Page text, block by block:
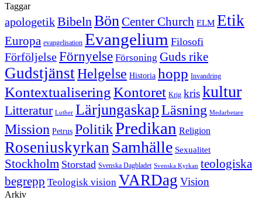
Taggar
apologetikBibeln BönCenter Church ELM Etik
Europa evangelisation Evangelium Filosofi
FörföljelseFörnyelse Försoning Guds rike
GudstjänstHelgelse Historia hopp Invandring
KontextualiseringKontoret Krig kriskultur
Litteratur Luther LärjungaskapLäsning Medarbetare
Mission Petrus PolitikPredikan Religion
Roseniuskyrkan Samhälle Sexualitet
Stockholm Storstad Svenska Dagbladet Svenska Kyrkan teologiska
begrepp Teologisk vision VARDag Vision
Arkiv